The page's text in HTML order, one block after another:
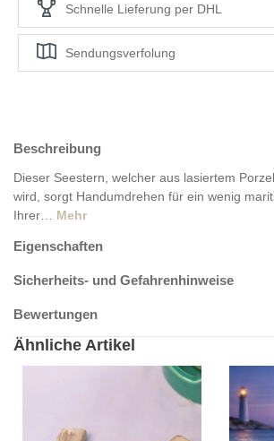
Schnelle Lieferung per DHL
Sendungsverfolung
Beschreibung
Dieser Seestern, welcher aus lasiertem
wird, sorgt Handumdrehen für ein wenig
Ihrer… Mehr
Eigenschaften
Sicherheits- und Gefahrenhinweise
Bewertungen
Ähnliche Artikel